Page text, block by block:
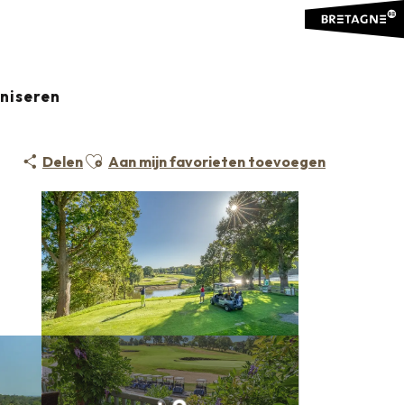
DelenAjouter aux favoris
Aan mijn favorieten toevoegen